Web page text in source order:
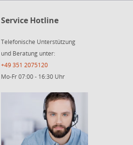
Service Hotline
Telefonische Unterstützung
und Beratung unter:
+49 351 2075120
Mo-Fr 07:00 - 16:30 Uhr